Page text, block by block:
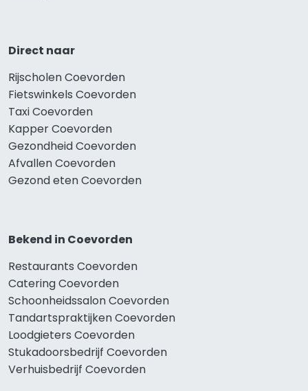
Direct naar
Rijscholen Coevorden
Fietswinkels Coevorden
Taxi Coevorden
Kapper Coevorden
Gezondheid Coevorden
Afvallen Coevorden
Gezond eten Coevorden
Bekend in Coevorden
Restaurants Coevorden
Catering Coevorden
Schoonheidssalon Coevorden
Tandartspraktijken Coevorden
Loodgieters Coevorden
Stukadoorsbedrijf Coevorden
Verhuisbedrijf Coevorden